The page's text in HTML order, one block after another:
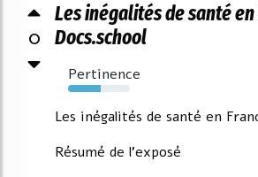
0
Les inégalités de santé en
Docs.school
Pertinence
53%
Les inégalités de santé en
Résumé de l'exposé